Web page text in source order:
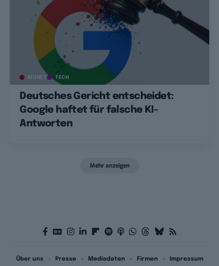
MONEY TECH
Deutsches Gericht entscheidet:
Google haftet für falsche KI-
Antworten
Mehr anzeigen
Über uns Presse Mediadaten Firmen
Impressum